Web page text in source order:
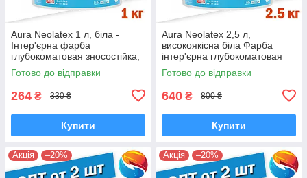
Aura Neolatex 1 л, біла -
Інтер'єрна фарба
глубокоматовая зносостійка,
тонується, для дитячих
кімнат
Готово до відправки
264 ₴ 330 ₴
Купити
Aura Neolatex 2,5 л,
високоякісна біла Фарба
інтер'єрна глубокоматовая
водно-дисперсійна
Готово до відправки
640 ₴ 800 ₴
Купити
Акція –20% Акція –20%